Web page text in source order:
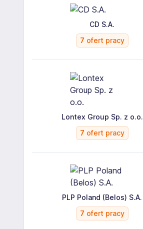
CD S.A.
7 ofert pracy
Lontex Group Sp. z o.o.
7 ofert pracy
PLP Poland (Belos) S.A.
7 ofert pracy